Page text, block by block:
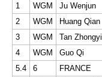
1
WGM Ju Wenjun
2
WGM Huang Qian
3
WGM Tan Zhongyi
4
WGM Guo Qi
5.4
6 FRANCE